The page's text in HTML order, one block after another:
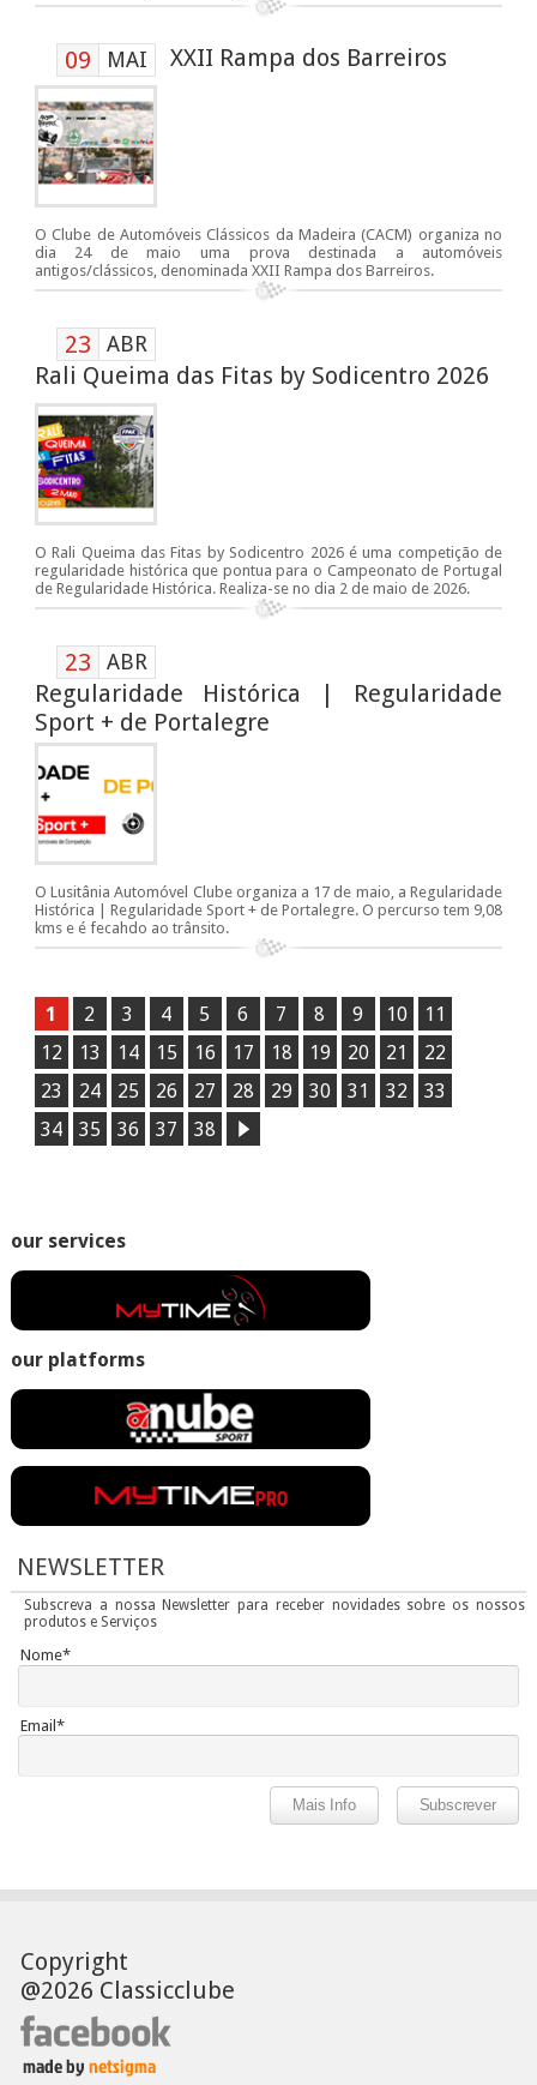
09 MAI XXII Rampa dos Barreiros
O Clube de Automóveis Clássicos da Madeira (CACM) organiza no
dia 24 de maio uma prova destinada a automóveis
antigos/clássicos, denominada XXII Rampa dos Barreiros.
23 ABR
Rali Queima das Fitas by Sodicentro 2026
O Rali Queima das Fitas by Sodicentro 2026 é uma competição de
regularidade histórica que pontua para o Campeonato de Portugal
de Regularidade Histórica. Realiza-se no dia 2 de maio de 2026.
23 ABR
Regularidade Histórica | Regularidade
Sport + de Portalegre
O Lusitânia Automóvel Clube organiza a 17 de maio, a Regularidade
Histórica | Regularidade Sport + de Portalegre. O percurso tem 9,08
kms e é fecahdo ao trânsito.
1 2 3 4 5 6 7 8 9 10
11
12
13 14 15 16 17 18 19 20 21
22
23
24 25 26 27 28 29 30 31 32
33
34
35 36 37 38
our services
our platforms
NEWSLETTER
Subscreva a nossa Newsletter para receber novidades sobre os nossos
produtos e Serviços
Nome*
Email*
Copyright
@2026 Classicclube